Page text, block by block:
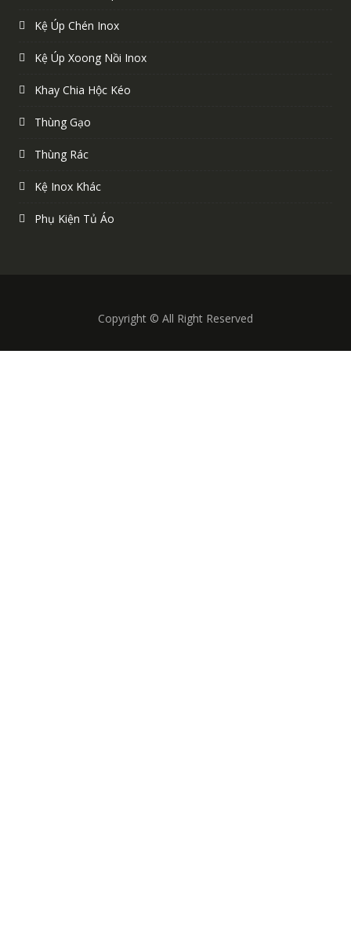
Kệ Úp Chén Inox
Kệ Úp Xoong Nồi Inox
Khay Chia Hộc Kéo
Thùng Gạo
Thùng Rác
Kệ Inox Khác
Phụ Kiện Tủ Áo
Copyright © All Right Reserved